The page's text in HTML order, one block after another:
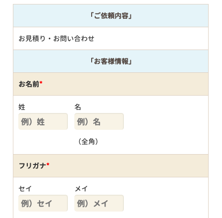
「ご依頼内容」
お見積り・お問い合わせ
「お客様情報」
お名前*
姓 名
（全角）
フリガナ*
セイ メイ